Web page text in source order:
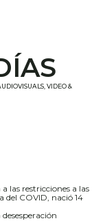
,VIDEO &
las restricciones a las
del COVID, nació 14